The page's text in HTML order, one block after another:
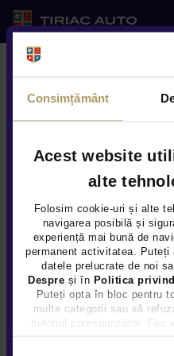
Consimțământ
Acest website
alte
Folosim cookie-uri și alte
navigarea posibilă și
experiență mai bună de
permanent activitatea.
datele prelucrate de noi
Despre și în Politica
Puteți opta în bloc pentru
multe categorii sau să
butonul corespunzător. Fac
Modele
DEFENDER
MODEL CU